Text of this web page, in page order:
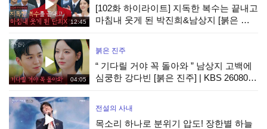
12:45
[102화 하이라이트] 지독한 복수는 끝내고
마침내 웃게 된 박진희&남상지 [붉은 진
04:05
붉은 진주
“ 기다릴 거야 꼭 돌아와 ” 남상지 고백에
심쿵한 강다빈 [붉은 진주] | KBS 260807
전설의 사내
목소리 하나로 분위기 압도! 장한별 하늘